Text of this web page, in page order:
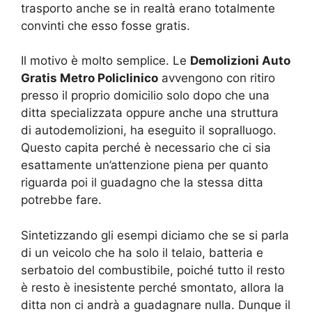
trasporto anche se in realtà erano totalmente
convinti che esso fosse gratis.
Il motivo è molto semplice. Le Demolizioni Auto
Gratis Metro Policlinico avvengono con ritiro
presso il proprio domicilio solo dopo che una
ditta specializzata oppure anche una struttura
di autodemolizioni, ha eseguito il sopralluogo.
Questo capita perché è necessario che ci sia
esattamente un’attenzione piena per quanto
riguarda poi il guadagno che la stessa ditta
potrebbe fare.
Sintetizzando gli esempi diciamo che se si parla
di un veicolo che ha solo il telaio, batteria e
serbatoio del combustibile, poiché tutto il resto
è resto è inesistente perché smontato, allora la
ditta non ci andrà a guadagnare nulla. Dunque il